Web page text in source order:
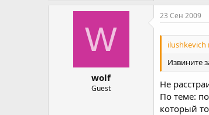
W
wolf
Guest
23 Сен 2009
ilushkevich
Извините
Не
По теме:
который